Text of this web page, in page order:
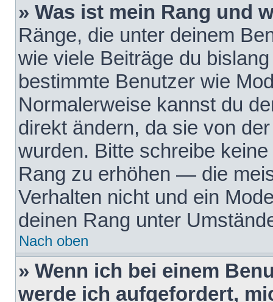
» Was ist mein Rang und
Ränge, die unter deinem
wie viele Beiträge du
bestimmte Benutzer wie
Normalerweise kannst du
direkt ändern, da sie von
wurden. Bitte schreibe
Rang zu erhöhen — die
Verhalten nicht und ein
deinen Rang unter
Nach oben
» Wenn ich bei einem
werde ich aufgefordert,